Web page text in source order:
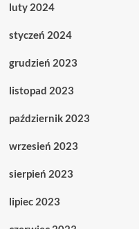
luty 2024
styczeń 2024
grudzień 2023
listopad 2023
październik 2023
wrzesień 2023
sierpień 2023
lipiec 2023